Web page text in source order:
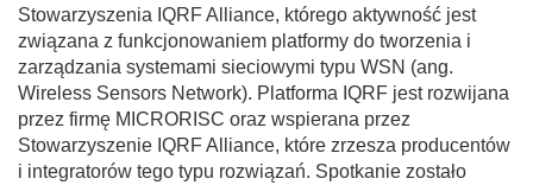
Stowarzyszenia IQRF Alliance, którego aktywność jest
związana z funkcjonowaniem platformy do tworzenia i
zarządzania systemami sieciowymi typu WSN (ang.
Wireless Sensors Network). Platforma IQRF jest rozwijana
przez firmę MICRORISC oraz wspierana przez
Stowarzyszenie IQRF Alliance, które zrzesza producentów
i integratorów tego typu rozwiązań. Spotkanie zostało